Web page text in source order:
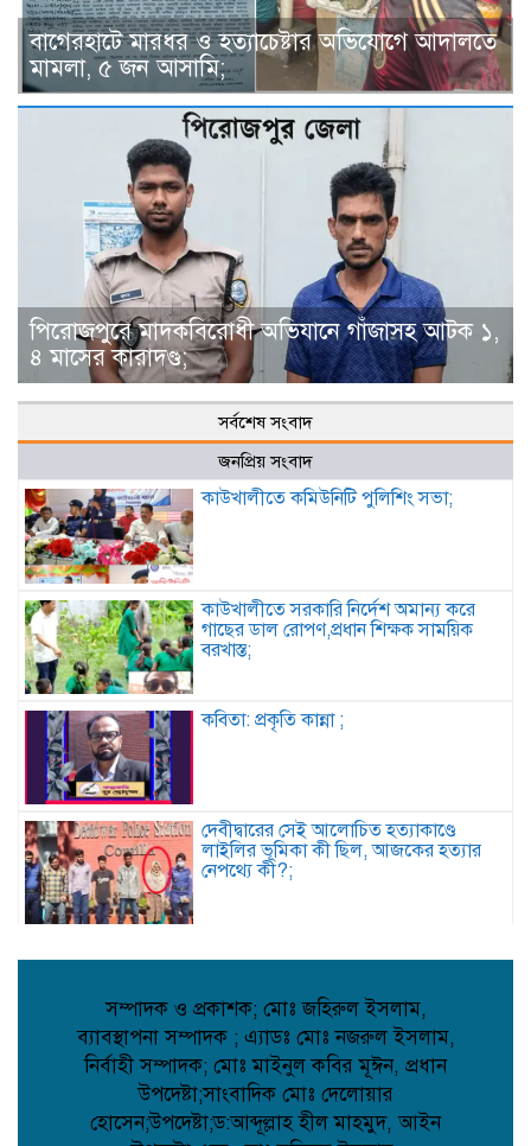
বাগেরহাটে মারধর ও হত্যাচেষ্টার অভিযোগে আদালতে
মামলা, ৫ জন আসামি;
পিরোজপুরে মাদকবিরোধী অভিযানে গাঁজাসহ আটক ১,
৪ মাসের কারাদণ্ড;
সর্বশেষ সংবাদ
জনপ্রিয় সংবাদ
কাউখালীতে কমিউনিটি পুলিশিং সভা;
কাউখালীতে সরকারি নির্দেশ অমান্য করে
গাছের ডাল রোপণ,প্রধান শিক্ষক সাময়িক
বরখাস্ত;
কবিতা: প্রকৃতি কান্না ;
দেবীদ্বারের সেই আলোচিত হত্যাকাণ্ডে
লাইলির ভূমিকা কী ছিল, আজকের হত্যার
নেপথ্যে কী?;
দৌলতপুর ইউনিয়নের গণমানুষের আশা-
দেবিদ্বারে ভাড়াটিয়ার হাতে বাড়ির মালিক খুন,
পলিথিনে মোড়ানো লাশের ৯ প্যাকেট উদ্ধার,
আটক ১;
সম্পাদক ও প্রকাশক; মোঃ জহিরুল ইসলাম,
ব্যাবস্থাপনা সম্পাদক ; এ্যাডঃ মোঃ নজরুল ইসলাম,
নির্বাহী সম্পাদক; মোঃ মাইনুল কবির মূঈন, প্রধান
উপদেষ্টা;সাংবাদিক মোঃ দেলোয়ার
হোসেন;উপদেষ্টা;ড:আব্দূল্লাহ হীল মাহমুদ, আইন